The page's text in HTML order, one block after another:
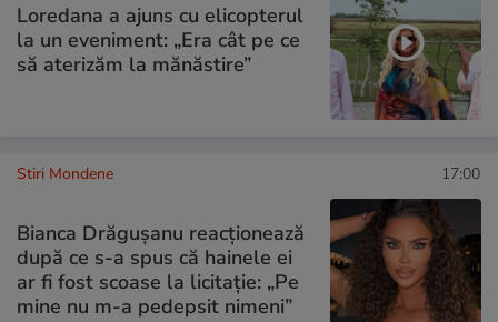
Loredana a ajuns cu elicopterul
la un eveniment: „Era cât pe ce
să aterizăm la mănăstire”
Stiri Mondene 17:00
Bianca Drăgușanu reacționează
după ce s-a spus că hainele ei
ar fi fost scoase la licitație: „Pe
mine nu m-a pedepsit nimeni”